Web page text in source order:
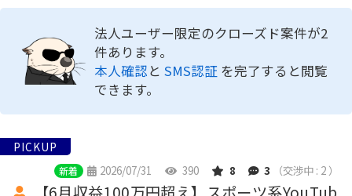
法人ユーザー限定のクローズド案件が2
件あります。
本人確認と SMS認証 を完了すると閲覧
できます。
PICKUP
新着 2026/07/31 390 8 3 （交渉中 : 2 ）